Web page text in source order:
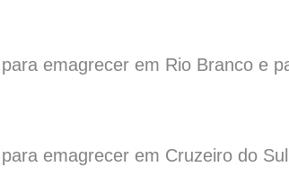
emagrecer em Rio Branco e
emagrecer em Cruzeiro do